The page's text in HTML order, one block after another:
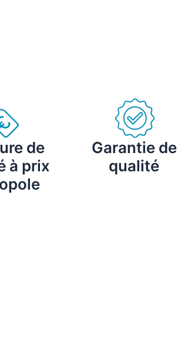
de
à prix
Garantie de
qualité